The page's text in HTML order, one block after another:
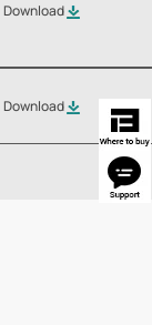
Download
Download